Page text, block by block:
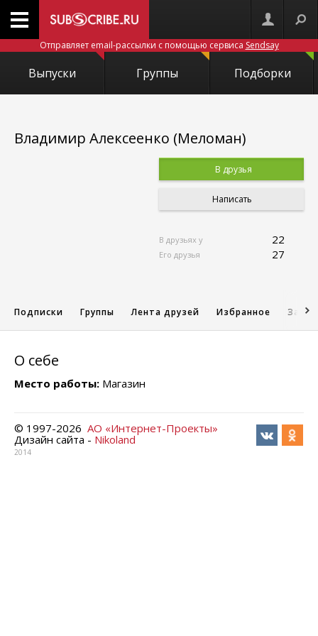
Отправляет email-рассылки с помощью сервиса Sendsay
Выпуски Группы Подборки
Владимир Алексеенко (Mеломан)
В друзья
Написать
В друзьях у 22
Его друзья 27
Подписки Группы Лента друзей Избранное
О себе
Место работы: Магазин
© 1997-2026 АО «Интернет-Проекты»
Дизайн сайта - Nikoland
2014